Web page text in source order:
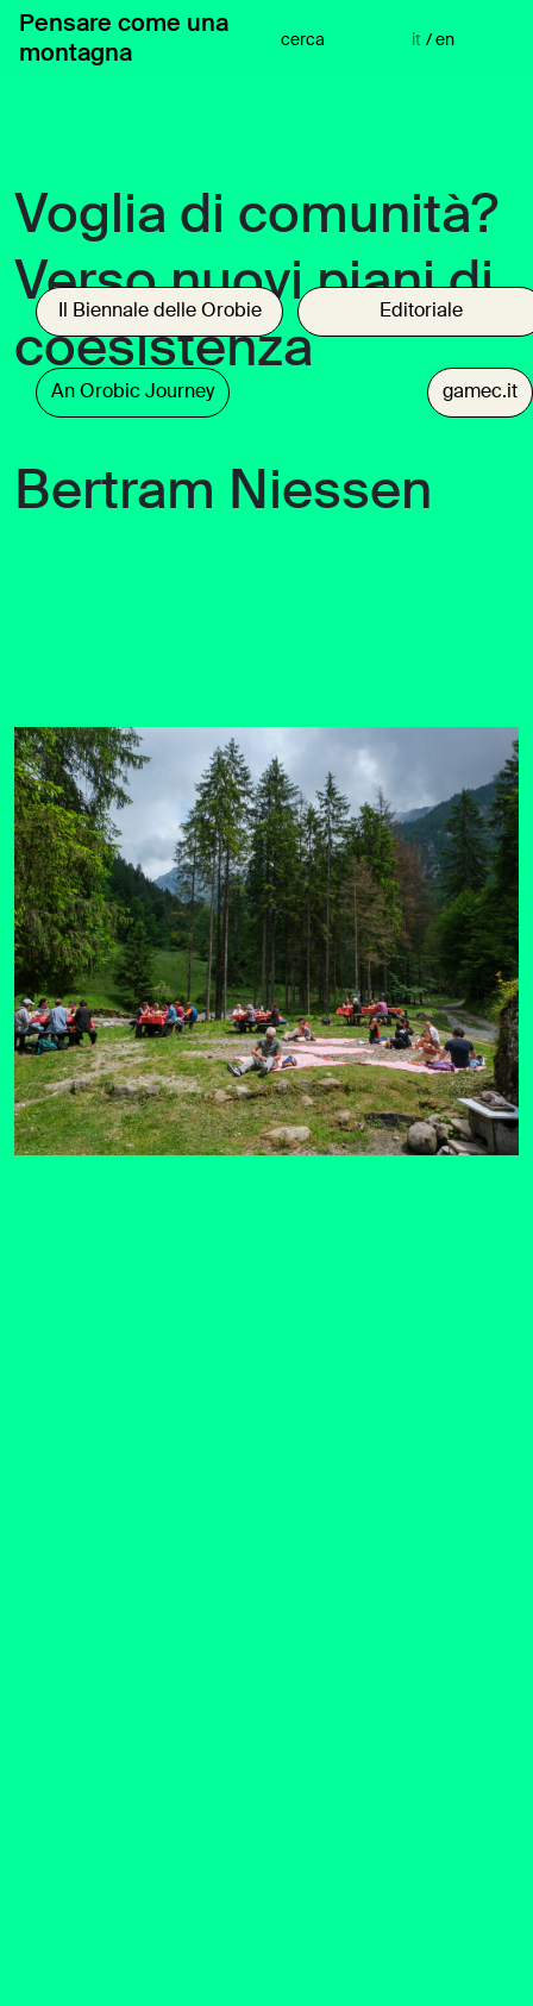
VaiPensare come una
montagna
cerca / en
it
Il Biennale delle Orobie Editoriale
An Orobic Journey gamec.it
Voglia di comunità?
Verso nuovi piani di
coesistenza
Bertram Niessen